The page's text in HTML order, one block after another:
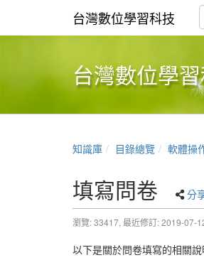
台灣數位學習科技
台灣數位學
知識庫 目錄總覽 軟體操
填寫問卷 分
瀏覽: 33417, 最近修訂: 2019-07-
以下是關於問卷填寫的相關說